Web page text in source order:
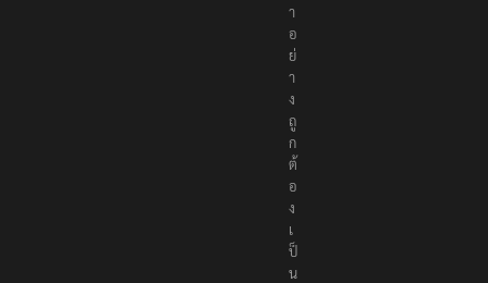
า
อ
ย่
า
ง
ถู
ก
ต้
อ
ง
เ
ป็
น